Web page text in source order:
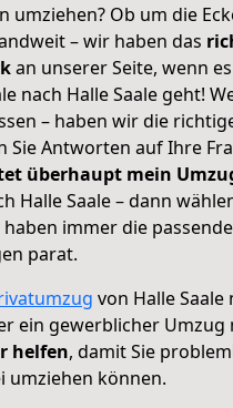
umziehen? Ob um die
– wir haben das
an unserer Seite, wenn
nach Halle Saale geht!
– haben wir die
Sie Antworten auf Ihre
überhaupt mein
Halle Saale – dann
immer die
parat.
von Halle Saale
ein gewerblicher Umzug
helfen, damit Sie
umziehen können.